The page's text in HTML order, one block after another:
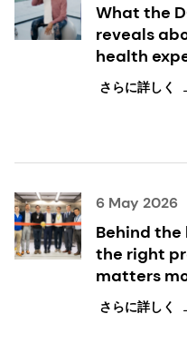
What the
reveals
health
takeaways
さらに詳しく
6 May 2026
Behind the
the right
matters
さらに詳しく